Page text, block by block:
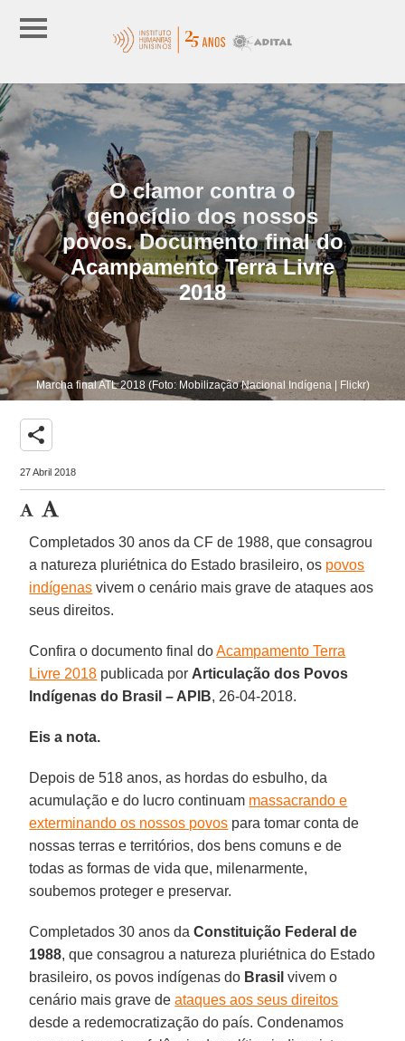
O clamor contra o
genocídio dos nossos
povos. Documento final do
Acampamento Terra Livre
2018
Marcha final ATL 2018 (Foto: Mobilização Nacional Indígena | Flickr)
share
27 Abril 2018
Completados 30 anos da CF de 1988, que consagrou
a natureza pluriétnica do Estado brasileiro, os povos
indígenas vivem o cenário mais grave de ataques aos
seus direitos.
Confira o documento final doAcampamento Terra
Livre 2018 publicada por Articulação dos Povos
Indígenas do Brasil – APIB, 26-04-2018.
Eis a nota.
Depois de 518 anos, as hordas do esbulho, da
acumulação e do lucro continuam massacrando e
exterminando os nossos povos para tomar conta de
nossas terras e territórios, dos bens comuns e de
todas as formas de vida que, milenarmente,
soubemos proteger e preservar.
Completados 30 anos daConstituição Federal de
1988, que consagrou a natureza pluriétnica do Estado
brasileiro, os povos indígenas do Brasil vivem o
cenário mais grave deataques aos seus direitos
desde a redemocratização do país. Condenamos